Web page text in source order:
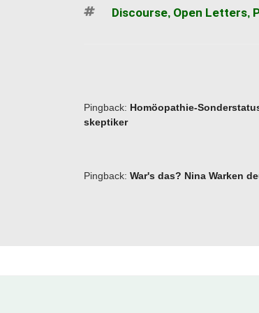
Tags
Discourse, Open Letters,
Pingback: Homöopathie-
skeptiker
Pingback: War's das? Nina Warken